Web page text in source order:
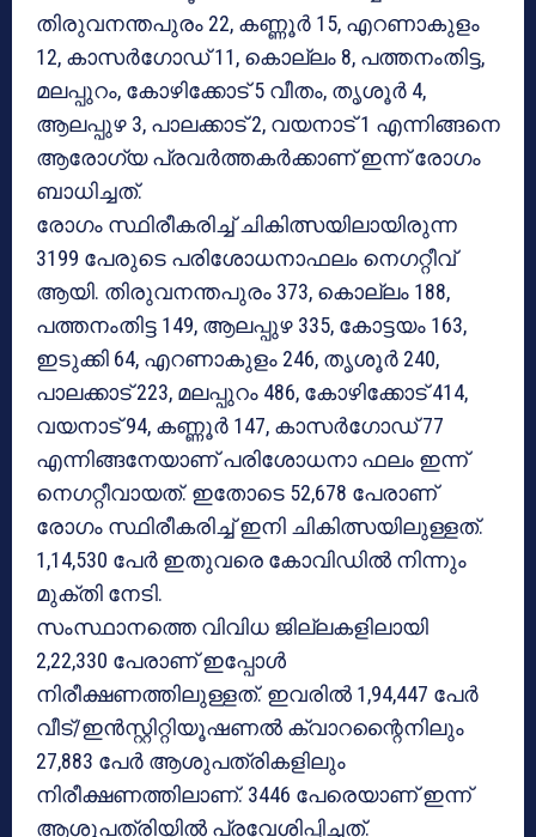
തിരുവനന്തപുരം 22, കണ്ണൂര്‍ 15, എറണാകുളം
12, കാസര്‍ഗോഡ് 11, കൊല്ലം 8, പത്തനംതിട്ട,
മലപ്പുറം, കോഴിക്കോട് 5 വീതം, തൃശൂര്‍ 4,
ആലപ്പുഴ 3, പാലക്കാട് 2, വയനാട് 1 എന്നിങ്ങനെ
ആരോഗ്യ പ്രവര്‍ത്തകര്‍ക്കാണ് ഇന്ന് രോഗം
ബാധിച്ചത്.
രോഗം സ്ഥിരീകരിച്ച് ചികിത്സയിലായിരുന്ന
3199 പേരുടെ പരിശോധനാഫലം നെഗറ്റീവ്
ആയി. തിരുവനന്തപുരം 373, കൊല്ലം 188,
പത്തനംതിട്ട 149, ആലപ്പുഴ 335, കോട്ടയം 163,
ഇടുക്കി 64, എറണാകുളം 246, തൃശൂര്‍ 240,
പാലക്കാട് 223, മലപ്പുറം 486, കോഴിക്കോട് 414,
വയനാട് 94, കണ്ണൂര്‍ 147, കാസര്‍ഗോഡ് 77
എന്നിങ്ങനേയാണ് പരിശോധനാ ഫലം ഇന്ന്
നെഗറ്റീവായത്. ഇതോടെ 52,678 പേരാണ്
രോഗം സ്ഥിരീകരിച്ച് ഇനി ചികിത്സയിലുള്ളത്.
1,14,530 പേര്‍ ഇതുവരെ കോവിഡില്‍ നിന്നും
മുക്തി നേടി.
സംസ്ഥാനത്തെ വിവിധ ജില്ലകളിലായി
2,22,330 പേരാണ് ഇപ്പോള്‍
നിരീക്ഷണത്തിലുള്ളത്. ഇവരില്‍ 1,94,447 പേര്‍
വീട്/ഇന്‍സ്റ്റിറ്റിയൂഷണല്‍ ക്വാറന്റൈനിലും
27,883 പേര്‍ ആശുപത്രികളിലും
നിരീക്ഷണത്തിലാണ്. 3446 പേരെയാണ് ഇന്ന്
ആശുപത്രിയില്‍ പ്രവേശിപ്പിച്ചത്.